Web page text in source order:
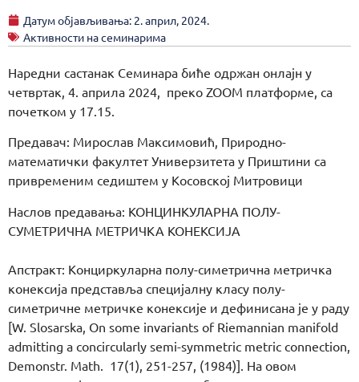
Датум објављивања: 2. април, 2024.
Активности на семинарима
Наредни састанак Семинара биће одржан онлајн у
четвртак, 4. априла 2024, преко ZOOM платформе, са
почетком у 17.15.
Предавач: Мирослав Максимовић, Природно-
математички факултет Универзитета у Приштини са
привременим седиштем у Косовској Митровици
Наслов предавања: КОНЦИНКУЛАРНА ПОЛУ-
СУМЕТРИЧНА МЕТРИЧКА КОНЕКСИЈА
Апстракт: Конциркуларна полу-симетрична метричка
конексија представља специјалну класу полу-
симетричне метричке конексије и дефинисана је у раду
[W. Slosarska, On some invariants of Riemannian manifold
admitting a concircularly semi-symmetric metric connection,
Demonstr. Math. 17(1), 251-257, (1984)]. На овом